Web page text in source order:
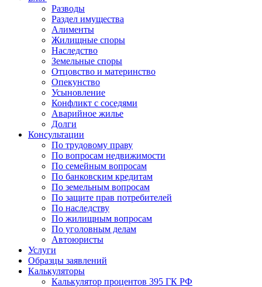
Разводы
Раздел имущества
Алименты
Жилищные споры
Наследство
Земельные споры
Отцовство и материнство
Опекунство
Усыновление
Конфликт с соседями
Аварийное жилье
Долги
Консультации
По трудовому праву
По вопросам недвижимости
По семейным вопросам
По банковским кредитам
По земельным вопросам
По защите прав потребителей
По наследству
По жилищным вопросам
По уголовным делам
Автоюристы
Услуги
Образцы заявлений
Калькуляторы
Калькулятор процентов 395 ГК РФ